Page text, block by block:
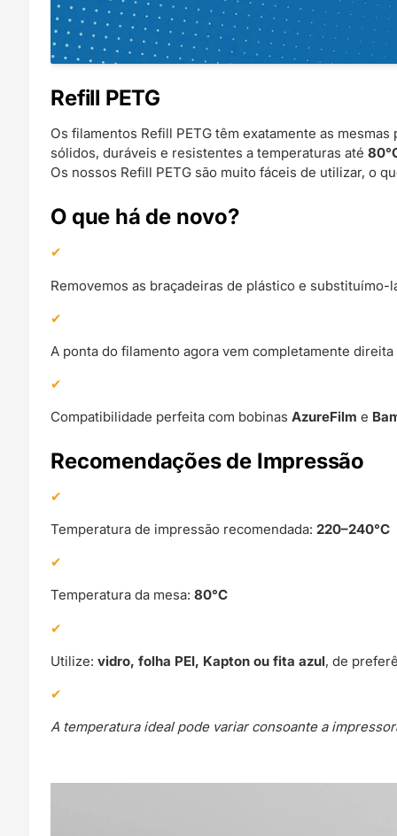
Refill PETG
Os filamentos Refill PETG têm exatamente as
sólidos, duráveis e resistentes a temperaturas até
Os nossos Refill PETG são muito fáceis de utilizar, o
O que há de novo?
Removemos as braçadeiras de plástico e
A ponta do filamento agora vem completamente
Compatibilidade perfeita com bobinasAzureFilm e
Recomendações de Impressão
Temperatura de impressão recomendada:220–240°C
Temperatura da mesa:80°C
Utilize:vidro, folha PEI, Kapton ou fita azul, de
A temperatura ideal pode variar consoante a